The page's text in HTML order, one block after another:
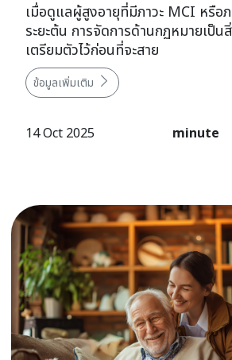
เมื่อดูแลผู้สูงอายุที่มีภาวะ MCI หรือ
ระยะต้น การจัดการด้านกฏหมายเป็
เตรียมตัวไว้ก่อนที่จะสาย
ข้อมูลเพิ่มเติม
14 Oct 2025 minute